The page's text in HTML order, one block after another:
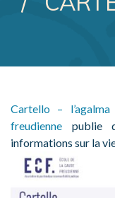
Cartello –
freudienne publie
informations sur la